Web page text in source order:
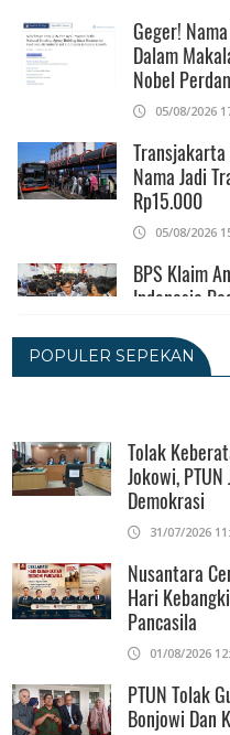
Geger!
Dalam
Nobel
05/08/2026
Nama Jadi
Rp15.000
05/08/2026
BPS Klaim
Indonesia
05/08/2026
Alami
05/08/2026
Peluncuran
Nasional
Maklumat
04/08/2026
POPULER SEPEKAN
Tolak
Jokowi,
Demokrasi
31/07/2026
Nusantara
Hari
Pancasila
01/08/2026
PTUN Tolak
Bonjowi Dan